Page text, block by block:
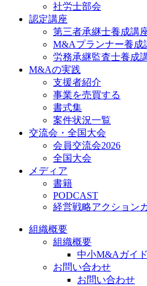
社労士部会
認定講座
第三者承継士養成講
M&Aプランナー養成
労務承継監査士養成
M&Aの実践
支援者紹介
事業を売買する
書式集
案件状況一覧
交流会・全国大会
会員交流会2026
全国大会
メディア
書籍
PODCAST
経営戦略アクション
組織概要
組織概要
中小M&Aガイ
お問い合わせ
お問い合わせ